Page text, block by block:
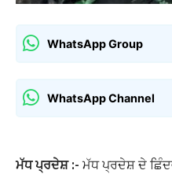
WhatsApp Group
WhatsApp Channel
ਮੱਧ ਪ੍ਰਦੇਸ਼ :- ਮੱਧ ਪ੍ਰਦੇਸ਼ ਦੇ